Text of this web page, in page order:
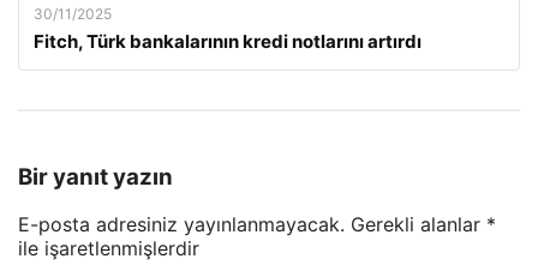
30/11/2025
Fitch, Türk bankalarının kredi notlarını artırdı
Bir yanıt yazın
E-posta adresiniz yayınlanmayacak. Gerekli alanlar *
ile işaretlenmişlerdir